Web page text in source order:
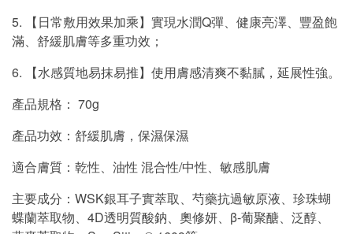
5. 【日常敷用效果加乘】實現水潤Q彈、健康亮澤、豐盈飽
滿、舒緩肌膚等多重功效；
6. 【水感質地易抹易推】使用膚感清爽不黏膩，延展性強。
產品規格： 70g
產品功效：舒緩肌膚，保濕保濕
適合膚質：乾性、油性 混合性/中性、敏感肌膚
主要成分：WSK銀耳子實萃取、芍藥抗過敏原液、珍珠蝴
蝶蘭萃取物、4D透明質酸鈉、奧修妍、β-葡聚醣、泛醇、